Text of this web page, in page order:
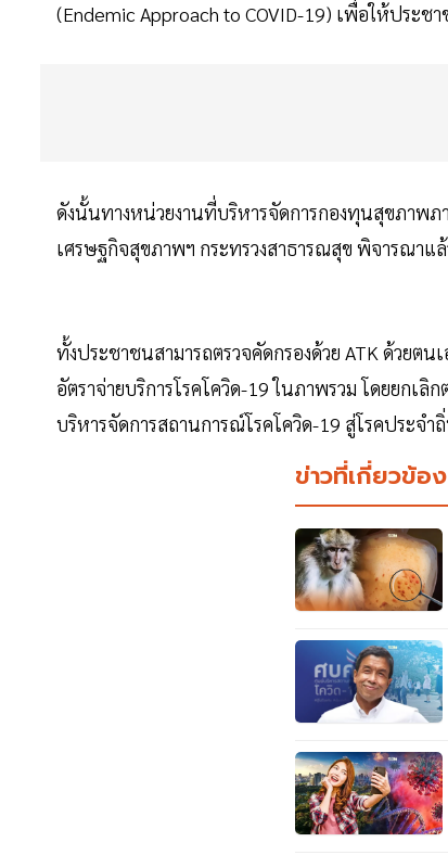
(Endemic Approach to COVID-19) เพื่อให้ประ
ดังนั้นทางหน่วยงานที่บริหารจัดการกองทุนสุขภาพ
เศรษฐกิจสุขภาพฯ กระทรวงสาธารณสุข พิจารณาแล้
ทั้งประชาชนสามารถตรวจคัดกรองด้วย ATK ด้วยต
อัตราจ่ายบริการโรคโควิด-19 ในภาพรวม โดยยกเ
บริหารจัดการสถานการณ์โรคโควิด-19 สู่โรคประจำ
ข่าวที่เกี่ยวข้อง